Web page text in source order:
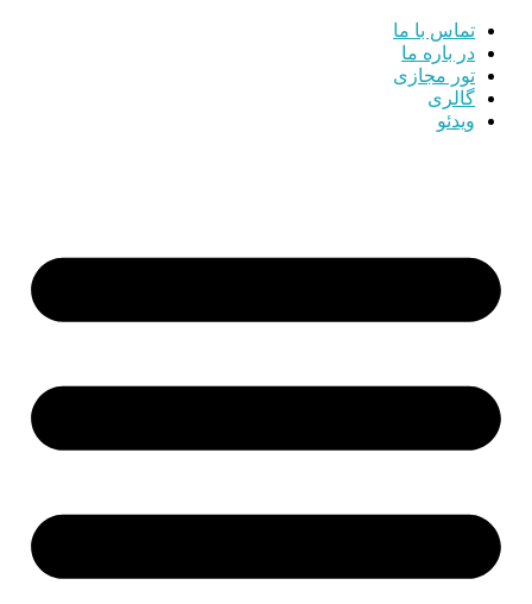
تماس با ما
در باره ما
تور مجازی
گالری
ویدئو